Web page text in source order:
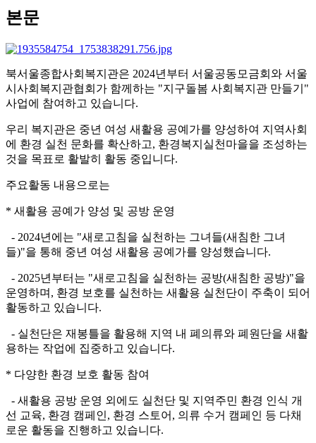
본문
북서울종합사회복지관은 2024년부터 서울공동모금회와 서울
시사회복지관협회가 함께하는 "지구돌봄 사회복지관 만들기"
사업에 참여하고 있습니다.
우리 복지관은 중년 여성 새활용 공예가를 양성하여 지역사회
에 환경 실천 문화를 확산하고, 환경복지실천마을을 조성하는
것을 목표로 활발히 활동 중입니다.
주요활동 내용으로는
* 새활용 공예가 양성 및 공방 운영
- 2024년에는 "새로고침을 실천하는 그녀들(새침한 그녀
들)"을 통해 중년 여성 새활용 공예가를 양성했습니다.
- 2025년부터는 "새로고침을 실천하는 공방(새침한 공방)"을
운영하며, 환경 보호를 실천하는 새활용 실천단이 주축이 되어
활동하고 있습니다.
- 실천단은 재봉틀을 활용해 지역 내 폐의류와 폐원단을 새활
용하는 작업에 집중하고 있습니다.
* 다양한 환경 보호 활동 참여
- 새활용 공방 운영 외에도 실천단 및 지역주민 환경 인식 개
선 교육, 환경 캠페인, 환경 스토어, 의류 수거 캠페인 등 다채
로운 활동을 진행하고 있습니다.